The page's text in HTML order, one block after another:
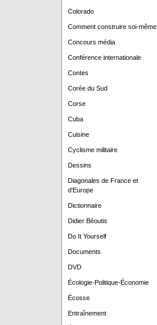
Colorado
Comment construire soi-même
Concours média
Conférence internationale
Contes
Corée du Sud
Corse
Cuba
Cuisine
Cyclisme militaire
Dessins
Diagonales de France et
d'Europe
Dictionnaire
Didier Béoutis
Do It Yourself
Documents
DVD
Écologie-Politique-Économie
Écosse
Entraînement